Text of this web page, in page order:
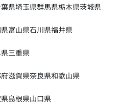
県埼玉県群馬県栃木県茨城県
富山県石川県福井県
三重県
滋賀県奈良県和歌山県
島根県山口県